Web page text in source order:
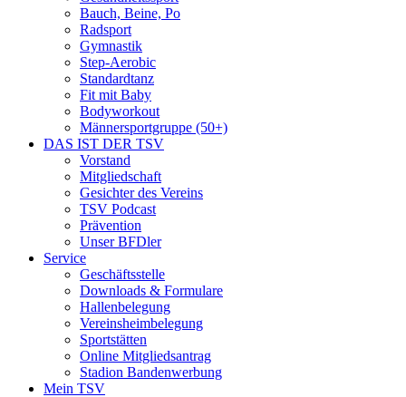
Bauch, Beine, Po
Radsport
Gymnastik
Step-Aerobic
Standardtanz
Fit mit Baby
Bodyworkout
Männersportgruppe (50+)
DAS IST DER TSV
Vorstand
Mitgliedschaft
Gesichter des Vereins
TSV Podcast
Prävention
Unser BFDler
Service
Geschäftsstelle
Downloads & Formulare
Hallenbelegung
Vereinsheimbelegung
Sportstätten
Online Mitgliedsantrag
Stadion Bandenwerbung
Mein TSV